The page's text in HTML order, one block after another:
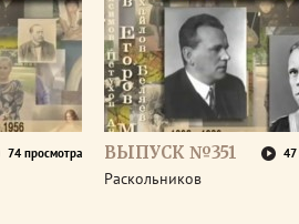
74 просмотра ВЫПУСК №351 47
Раскольников